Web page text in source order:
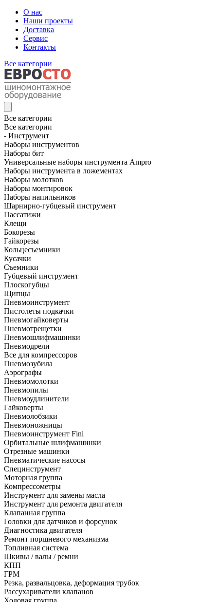
О нас
Наши проекты
Доставка
Сервис
Контакты
Все категории
Все категории
Все категории
- Инструмент
Наборы инструментов
Наборы бит
Универсальные наборы инструмента Ampro
Наборы инструмента в ложементах
Наборы молотков
Наборы монтировок
Наборы напильников
Шарнирно-губцевый инструмент
Пассатижи
Клещи
Бокорезы
Гайкорезы
Кольцесъемники
Кусачки
Съемники
Губцевый инструмент
Плоскогубцы
Щипцы
Пневмоинструмент
Пистолеты подкачки
Пневмогайковерты
Пневмотрещетки
Пневмошлифмашинки
Пневмодрели
Все для компрессоров
Пневмозубила
Аэрографы
Пневмомолотки
Пневмопилы
Пневмоудлинители
Гайковерты
Пневмолобзики
Пневмоножницы
Пневмоинструмент Fini
Орбитальные шлифмашинки
Отрезные машинки
Пневматические насосы
Специнструмент
Моторная группа
Компрессометры
Инструмент для замены масла
Инструмент для ремонта двигателя
Клапанная группа
Головки для датчиков и форсунок
Диагностика двигателя
Ремонт поршневого механизма
Топливная система
Шкивы / валы / ремни
КПП
ГРМ
Резка, развальцовка, деформация трубок
Рассухариватели клапанов
Ходовая группа